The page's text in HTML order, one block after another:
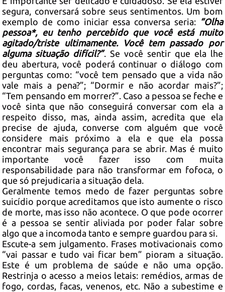
segura, conversará sobre seus sentimentos. Um bom
exemplo de como iniciar essa conversa seria: “Olha
pessoa*, eu tenho percebido que você está muito
agitado/triste ultimamente. Você tem passado por
alguma situação difícil?”. Se você sentir que ela lhe
deu abertura, você poderá continuar o diálogo com
perguntas como: “você tem pensado que a vida não
vale mais a pena?”; “Dormir e não acordar mais?”;
“Tem pensando em morrer?”. Caso a pessoa se feche e
você sinta que não conseguirá conversar com ela a
respeito disso, mas, ainda assim, acredita que ela
precise de ajuda, converse com alguém que você
considere mais próximo a ela e que ela possa
encontrar mais segurança para se abrir. Mas é muito
importante você fazer isso com muita
responsabilidade para não transformar em fofoca, o
que só prejudicaria a situação dela.
Geralmente temos medo de fazer perguntas sobre
suicídio porque acreditamos que isto aumente o risco
de morte, mas isso não acontece. O que pode ocorrer
é a pessoa se sentir aliviada por poder falar sobre
algo que a incomoda tanto e sempre guardou para si.
Escute-a sem julgamento. Frases motivacionais como
“vai passar e tudo vai ficar bem” pioram a situação.
Este é um problema de saúde e não uma opção.
Restrinja o acesso a meios letais: remédios, armas de
fogo, cordas, facas, venenos, etc. Não a subestime e